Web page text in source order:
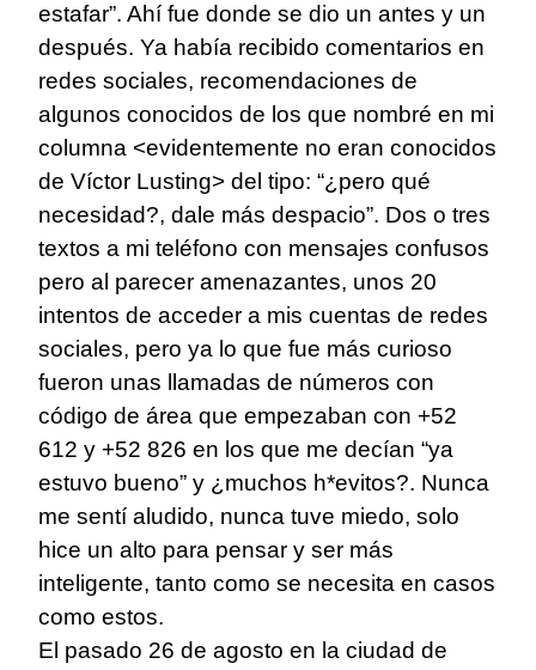
estafar”. Ahí fue donde se dio un antes y un
después. Ya había recibido comentarios en
redes sociales, recomendaciones de
algunos conocidos de los que nombré en mi
columna <evidentemente no eran conocidos
de Víctor Lusting> del tipo: “¿pero qué
necesidad?, dale más despacio”. Dos o tres
textos a mi teléfono con mensajes confusos
pero al parecer amenazantes, unos 20
intentos de acceder a mis cuentas de redes
sociales, pero ya lo que fue más curioso
fueron unas llamadas de números con
código de área que empezaban con +52
612 y +52 826 en los que me decían “ya
estuvo bueno” y ¿muchos h*evitos?. Nunca
me sentí aludido, nunca tuve miedo, solo
hice un alto para pensar y ser más
inteligente, tanto como se necesita en casos
como estos.
El pasado 26 de agosto en la ciudad de